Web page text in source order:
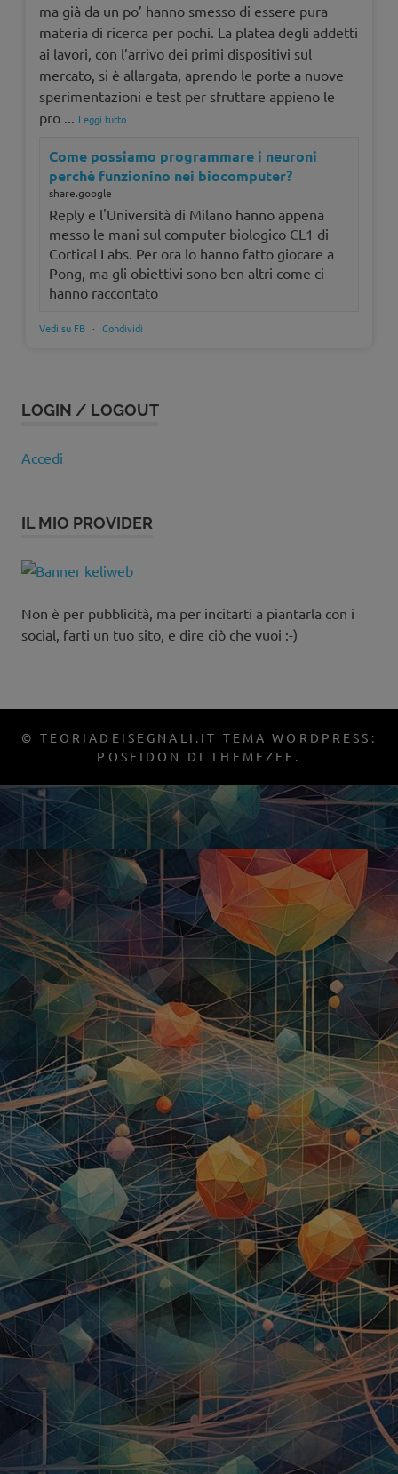
ma già da un po’ hanno smesso di essere pura
materia di ricerca per pochi. La platea degli addetti
ai lavori, con l’arrivo dei primi dispositivi sul
mercato, si è allargata, aprendo le porte a nuove
sperimentazioni e test per sfruttare appieno le
pro ... Leggi tutto
Come possiamo programmare i neuroni
perché funzionino nei biocomputer?
share.google
Reply e l'Università di Milano hanno appena
messo le mani sul computer biologico CL1 di
Cortical Labs. Per ora lo hanno fatto giocare a
Pong, ma gli obiettivi sono ben altri come ci
hanno raccontato
Vedi su FB · Condividi
LOGIN / LOGOUT
Accedi
IL MIO PROVIDER
Non è per pubblicità, ma per incitarti a piantarla con i
social, farti un tuo sito, e dire ciò che vuoi :-)
© TEORIADEISEGNALI.IT TEMA WORDPRESS:
POSEIDON DI THEMEZEE.